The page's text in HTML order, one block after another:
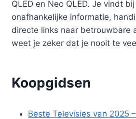
QLED en Neo QLED. Je vindt
onafhankelijke informatie,
directe links naar betrouwbare
weet je zeker dat je nooit te
Koopgidsen
Beste Televisies van 2025